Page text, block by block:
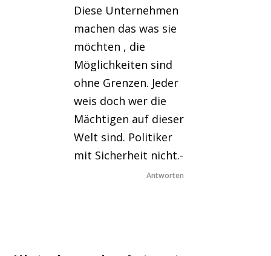
Diese Unternehmen
machen das was sie
möchten , die
Möglichkeiten sind
ohne Grenzen. Jeder
weis doch wer die
Mächtigen auf dieser
Welt sind. Politiker
mit Sicherheit nicht.-
Antworten